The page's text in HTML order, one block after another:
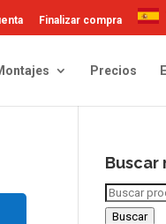
Finalizar compra
Precios
Buscar
Buscar
por:
Buscar